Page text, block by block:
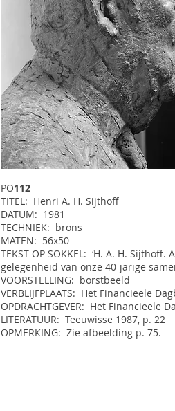
PO112
TITEL: Henri A. H. Sijthoff
DATUM: 1981
TECHNIEK: brons
MATEN: 56x50
TEKST OP SOKKEL: ‘H. A. H.
gelegenheid van onze 40-jarige
VOORSTELLING: borstbeeld
VERBLIJFPLAATS: Het Financieele
OPDRACHTGEVER: Het Financieele
LITERATUUR: Teeuwisse 1987, p. 22
OPMERKING: Zie afbeelding p. 75.